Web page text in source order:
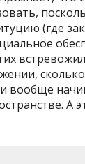
(где
вообще
А